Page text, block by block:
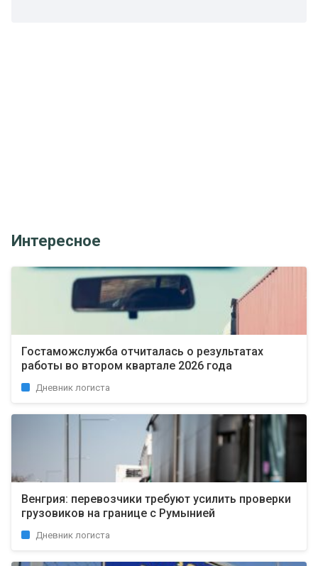
Интересное
Гостаможслужба отчиталась о результатах
работы во втором квартале 2026 года
Дневник логиста
Венгрия: перевозчики требуют усилить проверки
грузовиков на границе с Румынией
Дневник логиста